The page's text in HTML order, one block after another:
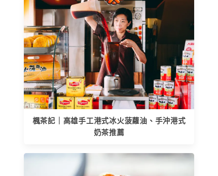
楓茶記｜高雄手工港式冰火菠蘿油、手沖港式
奶茶推薦